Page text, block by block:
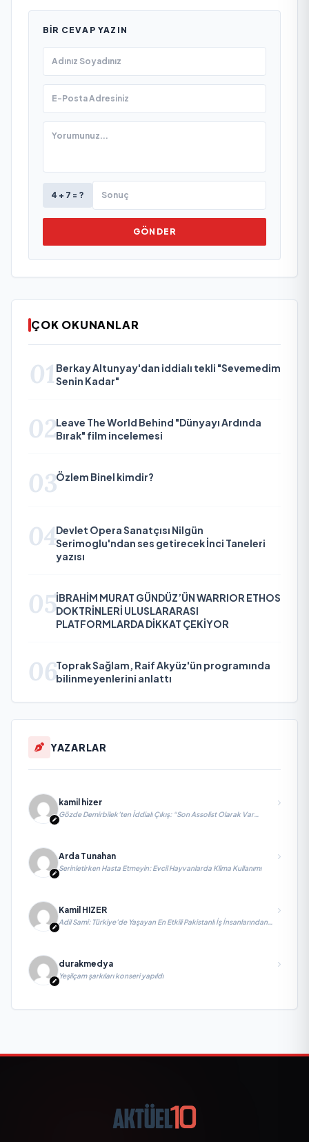
BIR CEVAP YAZIN
4 + 7 = ?
GÖNDER
ÇOK OKUNANLAR
01 Berkay Altunyay'dan iddialı tekli "Sevemedim
Senin Kadar"
02Leave The World Behind "Dünyayı Ardında
Bırak" film incelemesi
03Özlem Binel kimdir?
04Devlet Opera Sanatçısı Nilgün
Serimoglu'ndan ses getirecek İnci Taneleri
yazısı
05İBRAHİM MURAT GÜNDÜZ’ÜN WARRIOR ETHOS
DOKTRİNLERİ ULUSLARARASI
PLATFORMLARDA DİKKAT ÇEKİYOR
06Toprak Sağlam, Raif Akyüz'ün programında
bilinmeyenlerini anlattı
YAZARLAR
kamil hizer
Gözde Demirbilek’ten İddialı Çıkış: “Son Assolist Olarak Var
Arda Tunahan
Serinletirken Hasta Etmeyin: Evcil Hayvanlarda Klima Kullanımı
Kamil HIZER
Adil Sami: Türkiye’de Yaşayan En Etkili Pakistanlı İş İnsanlarından
durakmedya
Yeşilçam şarkıları konseri yapıldı